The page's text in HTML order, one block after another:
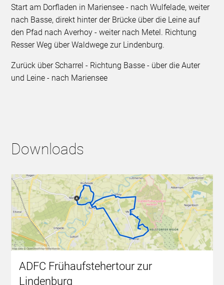
Start am Dorfladen in Mariensee - nach Wulfelade, weiter
nach Basse, direkt hinter der Brücke über die Leine auf
den Pfad nach Averhoy - weiter nach Metel. Richtung
Resser Weg über Waldwege zur Lindenburg.
Zurück über Scharrel - Richtung Basse - über die Auter
und Leine - nach Mariensee
Downloads
ADFC Frühaufstehertour zur
Lindenburg